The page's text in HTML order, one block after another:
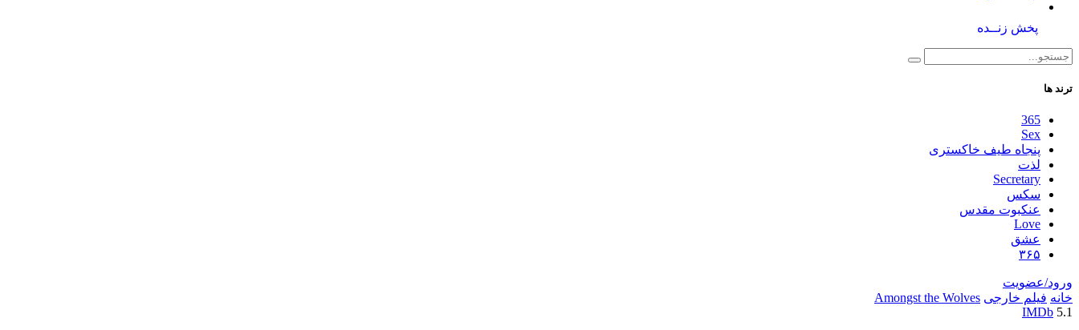
پخش زنــده
ترند ها
365
Sex
پنجاه طیف خاکستری
لذت
Secretary
سکس
عنکبوت مقدس
Love
عشق
۳۶۵
ورود/عضویت
خانه فیلم خارجی Amongst the Wolves
IMDb 5.1